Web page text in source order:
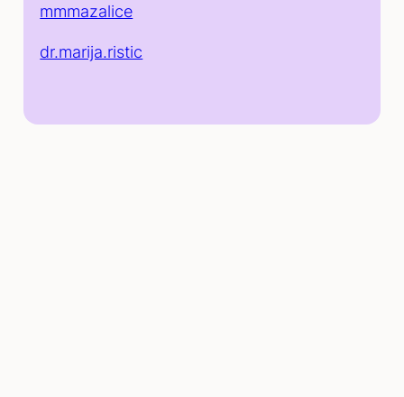
mmmazalice
dr.marija.ristic